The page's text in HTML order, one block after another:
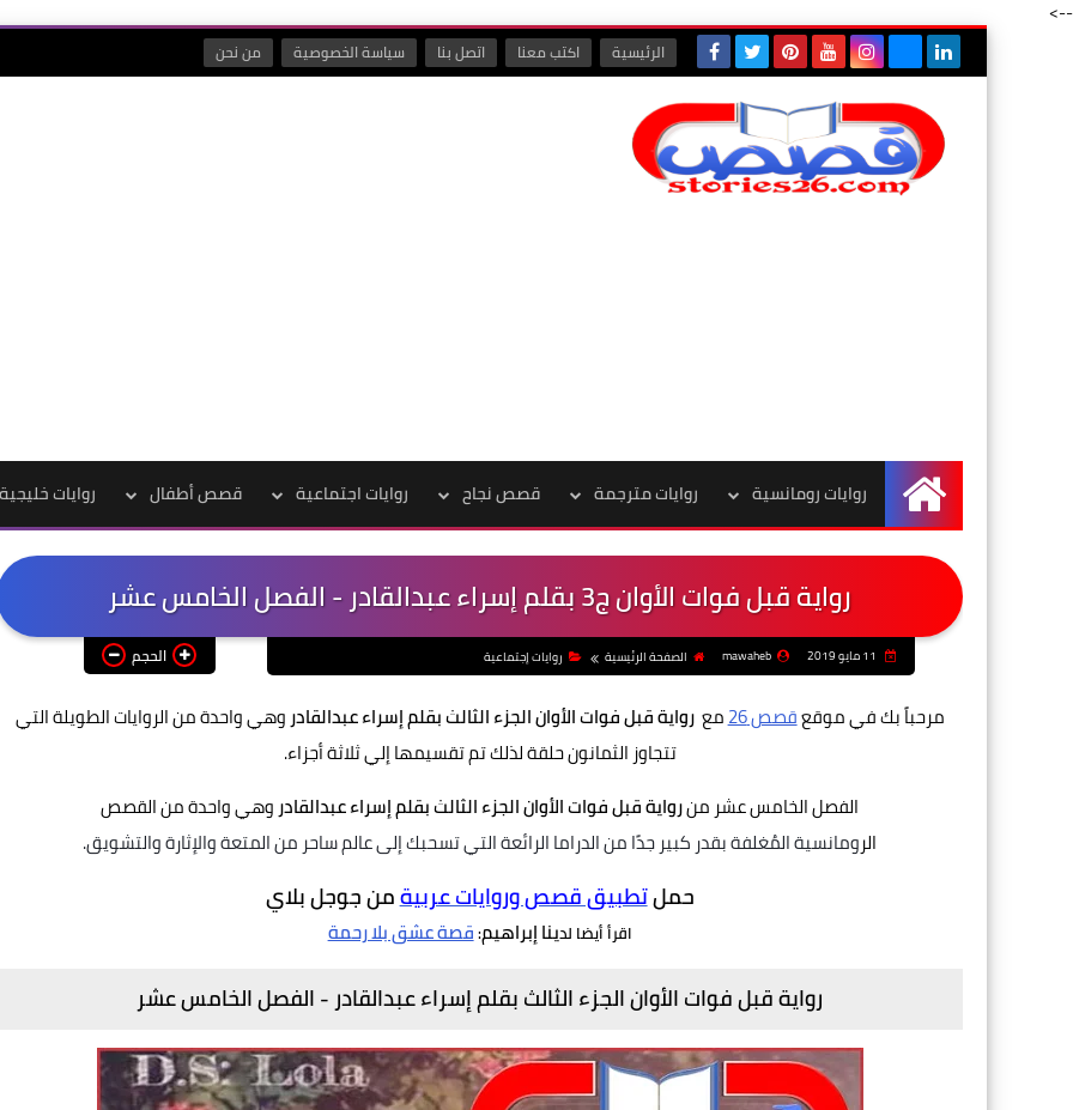
-->
الرئيسية اكتب معنا اتصل بنا سياسة الخصوصية من نحن
الرئيسية
روايات رومانسية روايات مترجمة قصص نجاح روايات اجتماعية قصص أطفال روايات خليجية
رواية قبل فوات الأوان ج3 بقلم إسراء عبدالقادر - الفصل الخامس عشر
mawaheb الصفحة الرئيسية روايات إجتماعية الحجم
مرحباً بك في موقعقصص 26 معرواية قبل فوات الأوان الجزء الثالث بقلم إسراء عبدالقادروهي واحدة من الروايات الطويلة التي
تتجاوز الثمانون حلقة لذلك تم تقسيمها إلي ثلاثة أجزاء.
الفصل الخامس عشر منرواية قبل فوات الأوان الجزء الثالث بقلم إسراء عبدالقادروهي واحدة من القصص
الرومانسيةالمُغلفةبقدر كبير جدًا من الدراماالرائعةالتي تسحبك إلى عالم ساحر من المتعة والإثارة والتشويق.
حملتطبيق قصص وروايات عربيةمن جوجل بلاي
اقرأ أيضا لدينا إبراهيم:قصة عشق بلا رحمة
رواية قبل فوات الأوان الجزء الثالث بقلم إسراء عبدالقادر -الفصل الخامس عشر